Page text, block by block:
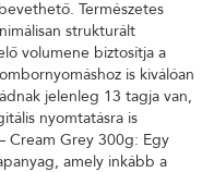
Természetes
strukturált
volumene biztosítja a
is kiválóan
jelenleg 13 tagja van,
nyomtatásra is
Cream Grey 300g: Egy
amely inkább a